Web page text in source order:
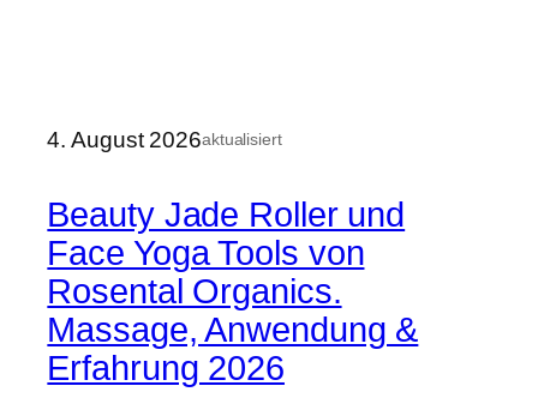
4. August 2026aktualisiert
Beauty Jade Roller und
Face Yoga Tools von
Rosental Organics.
Massage, Anwendung &
Erfahrung 2026